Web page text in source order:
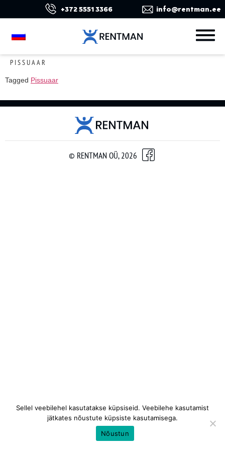
+372 5551 3366 info@rentman.ee
PISSUAAR
Tagged Pissuaar
© RENTMAN OÜ, 2026
Sellel veebilehel kasutatakse küpsiseid. Veebilehe kasutamist
jätkates nõustute küpsiste kasutamisega.
Nõustun